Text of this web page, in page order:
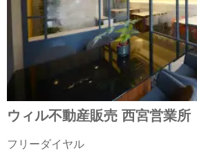
ウィル不動産販売 西宮営業所
フリーダイヤル